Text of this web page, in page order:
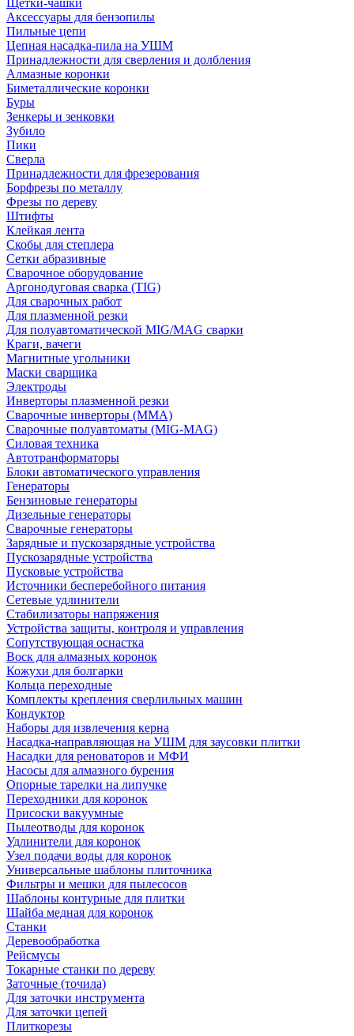
Щетки-чашки
Аксессуары для бензопилы
Пильные цепи
Цепная насадка-пила на УШМ
Принадлежности для сверления и долбления
Алмазные коронки
Биметаллические коронки
Буры
Зенкеры и зенковки
Зубило
Пики
Сверла
Принадлежности для фрезерования
Борфрезы по металлу
Фрезы по дереву
Штифты
Клейкая лента
Скобы для степлера
Сетки абразивные
Сварочное оборудование
Аргонодуговая сварка (TIG)
Для сварочных работ
Для плазменной резки
Для полуавтоматической MIG/MAG сварки
Краги, вачеги
Магнитные угольники
Маски сварщика
Электроды
Инверторы плазменной резки
Сварочные инверторы (MMA)
Сварочные полуавтоматы (MIG-MAG)
Силовая техника
Автотранформаторы
Блоки автоматического управления
Генераторы
Бензиновые генераторы
Дизельные генераторы
Сварочные генераторы
Зарядные и пускозарядные устройства
Пускозарядные устройства
Пусковые устройства
Источники бесперебойного питания
Сетевые удлинители
Стабилизаторы напряжения
Устройства защиты, контроля и управления
Сопутствующая оснастка
Воск для алмазных коронок
Кожухи для болгарки
Кольца переходные
Комплекты крепления сверлильных машин
Кондуктор
Наборы для извлечения керна
Насадка-направляющая на УШМ для заусовки плитки
Насадки для реноваторов и МФИ
Насосы для алмазного бурения
Опорные тарелки на липучке
Переходники для коронок
Присоски вакуумные
Пылеотводы для коронок
Удлинители для коронок
Узел подачи воды для коронок
Универсальные шаблоны плиточника
Фильтры и мешки для пылесосов
Шаблоны контурные для плитки
Шайба медная для коронок
Станки
Деревообработка
Рейсмусы
Токарные станки по дереву
Заточные (точила)
Для заточки инструмента
Для заточки цепей
Плиткорезы